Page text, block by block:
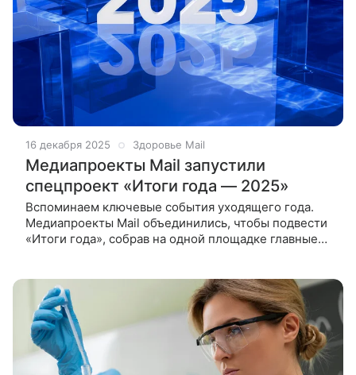
16 декабря 2025 Здоровье Mail
Медиапроекты Mail запустили
спецпроект «Итоги года — 2025»
Вспоминаем ключевые события уходящего года.
Медиапроекты Mail объединились, чтобы подвести
«Итоги года», собрав на одной площадке главные